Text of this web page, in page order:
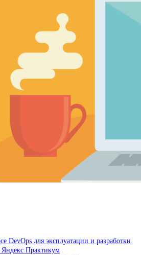
DevOps для эксплуатации и разработки
Практикум